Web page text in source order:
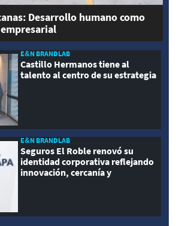
Desarrollo humano como
E&N BRANDLAB
Castillo Hermanos tiene al
talento al centro de su estrategia
E&N BRANDLAB
Seguros El Roble renovó su
identidad corporativa reflejando
innovación, cercanía y